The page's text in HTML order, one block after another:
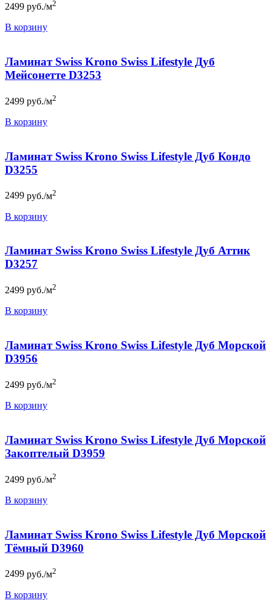
2499 руб./м2
В корзину
Ламинат Swiss Krono Swiss Lifestyle Дуб
Мейсонетте D3253
2499 руб./м2
В корзину
Ламинат Swiss Krono Swiss Lifestyle Дуб Кондо
D3255
2499 руб./м2
В корзину
Ламинат Swiss Krono Swiss Lifestyle Дуб Аттик
D3257
2499 руб./м2
В корзину
Ламинат Swiss Krono Swiss Lifestyle Дуб Морской
D3956
2499 руб./м2
В корзину
Ламинат Swiss Krono Swiss Lifestyle Дуб Морской
Закоптелый D3959
2499 руб./м2
В корзину
Ламинат Swiss Krono Swiss Lifestyle Дуб Морской
Тёмный D3960
2499 руб./м2
В корзину